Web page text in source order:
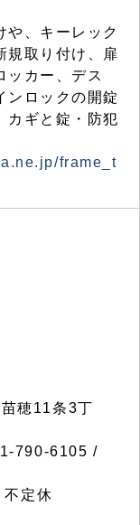
や、キーレック
規取り付け、扉
ッカー、デス
ンロックの開錠
カギと錠・防犯
frame_t
穂11条3丁
790-6105 /
定休